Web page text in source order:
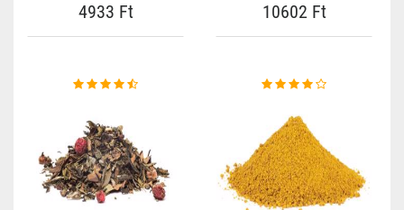
4933 Ft 10602 Ft